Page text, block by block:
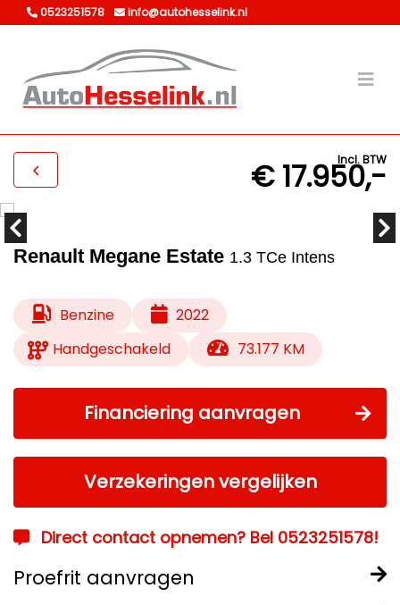
0523251578 info@autohesselink.nl
Incl. BTW
€ 17.950,-
Renault Megane Estate 1.3 TCe Intens
Benzine
2022
Handgeschakeld
73.177 KM
Financiering aanvragen
Verzekeringen vergelijken
Direct contact opnemen? Bel 0523251578!
Proefrit aanvragen